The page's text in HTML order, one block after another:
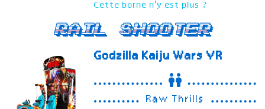
Cette borne n'y est plus ?
Rail Shooter
Godzilla Kaiju Wars VR
Raw Thrills